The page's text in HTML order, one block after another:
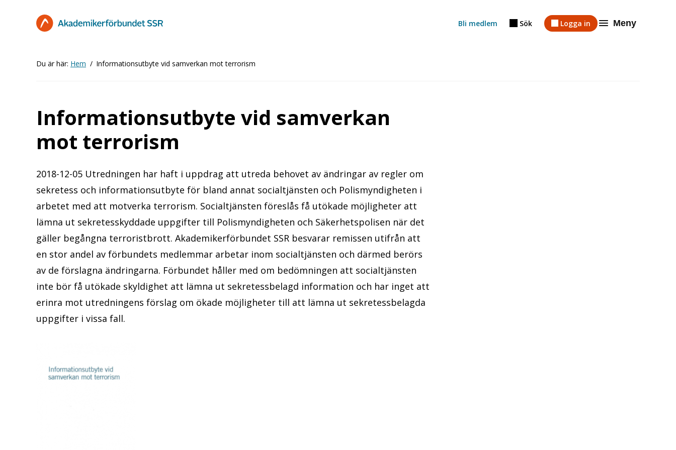
Bli medlem Sök Logga in Meny
Du är här: Hem Informationsutbyte vid samverkan mot terrorism
Informationsutbyte vid samverkan
mot terrorism
2018-12-05 Utredningen har haft i uppdrag att utreda behovet av ändringar av regler om
sekretess och informationsutbyte för bland annat socialtjänsten och Polismyndigheten i
arbetet med att motverka terrorism. Socialtjänsten föreslås få utökade möjligheter att
lämna ut sekretesskyddade uppgifter till Polismyndigheten och Säkerhetspolisen när det
gäller begångna terroristbrott. Akademikerförbundet SSR besvarar remissen utifrån att
en stor andel av förbundets medlemmar arbetar inom socialtjänsten och därmed berörs
av de förslagna ändringarna. Förbundet håller med om bedömningen att socialtjänsten
inte bör få utökade skyldighet att lämna ut sekretessbelagd information och har inget att
erinra mot utredningens förslag om ökade möjligheter till att lämna ut sekretessbelagda
uppgifter i vissa fall.